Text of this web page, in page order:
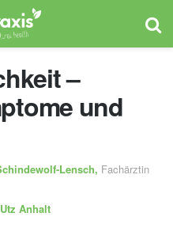
–
und
Lensch, Fachärztin
Utz Anhalt